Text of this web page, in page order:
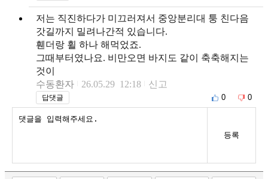
저는 직진하다가 미끄러져서 중앙분리대 퉁 친다음
갓길까지 밀려나간적 있습니다.
휀더랑 휠 하나 해먹었죠.
그때부터였나요. 비만오면 바지도 같이 축축해지는
것이
수동환자
26.05.29 12:18 신고
답댓글 0 0
등록